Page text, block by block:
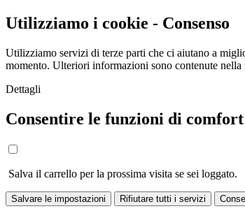
Utilizziamo i cookie - Consenso
Utilizziamo servizi di terze parti che ci aiutano a
momento. Ulteriori informazioni sono contenute nella
Dettagli
Consentire le funzioni di comfort
Salva il carrello per la prossima visita se sei loggato.
Salvare le impostazioni Rifiutare tutti i servizi